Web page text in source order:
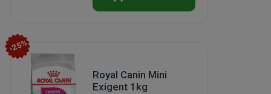
-25%
Royal Canin Mini
Exigent 1kg